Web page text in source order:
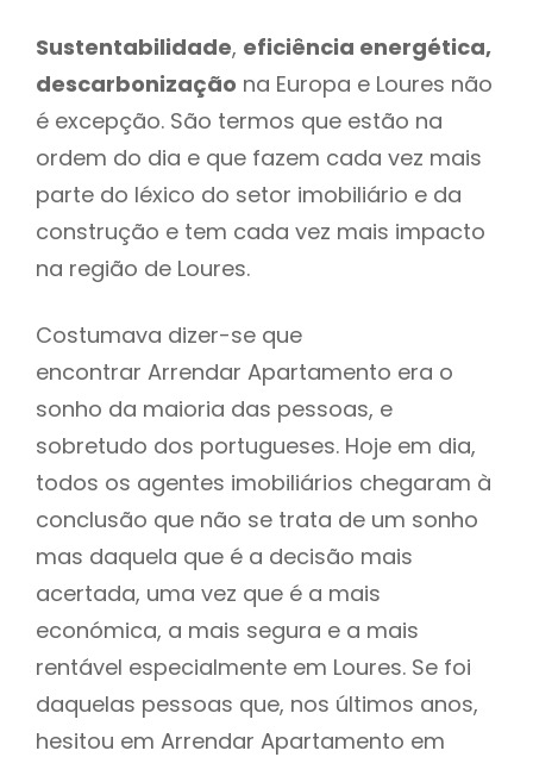
Sustentabilidade, eficiência energética,
descarbonização na Europa e Loures não
é excepção. São termos que estão na
ordem do dia e que fazem cada vez mais
parte do léxico do setor imobiliário e da
construção e tem cada vez mais impacto
na região de Loures.
Costumava dizer-se que
encontrar Arrendar Apartamento era o
sonho da maioria das pessoas, e
sobretudo dos portugueses. Hoje em dia,
todos os agentes imobiliários chegaram à
conclusão que não se trata de um sonho
mas daquela que é a decisão mais
acertada, uma vez que é a mais
económica, a mais segura e a mais
rentável especialmente em Loures. Se foi
daquelas pessoas que, nos últimos anos,
hesitou em Arrendar Apartamento em